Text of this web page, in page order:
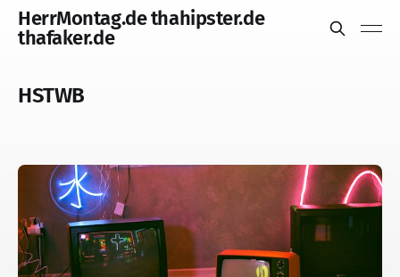
HerrMontag.de thahipster.de
thafaker.de
HSTWB